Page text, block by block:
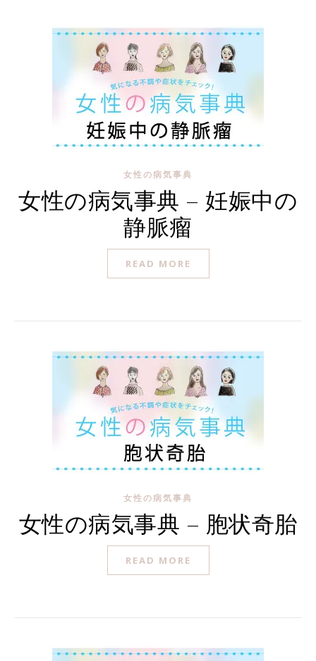
女性の病気事典
女性の病気事典 – 妊娠中の
静脈瘤
READ MORE
女性の病気事典
女性の病気事典 – 胞状奇胎
READ MORE